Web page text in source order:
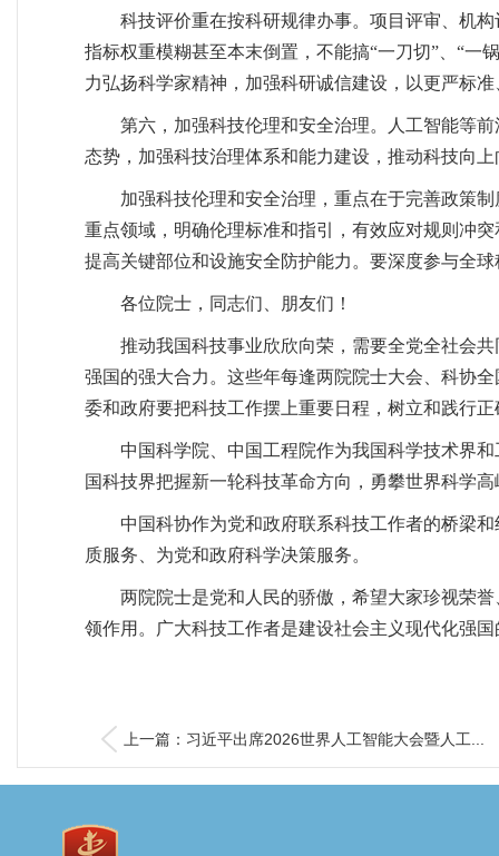
科技评价重在按科研规律办事。项目评审、机
指标权重模糊甚至本末倒置，不能搞“一刀切”、“一
力弘扬科学家精神，加强科研诚信建设，以更严标
第六，加强科技伦理和安全治理。人工智能等
态势，加强科技治理体系和能力建设，推动科技向
加强科技伦理和安全治理，重点在于完善政策
重点领域，明确伦理标准和指引，有效应对规则冲
提高关键部位和设施安全防护能力。要深度参与全
各位院士，同志们、朋友们！
推动我国科技事业欣欣向荣，需要全党全社会
强国的强大合力。这些年每逢两院院士大会、科协
委和政府要把科技工作摆上重要日程，树立和践行
中国科学院、中国工程院作为我国科学技术界
国科技界把握新一轮科技革命方向，勇攀世界科学高
中国科协作为党和政府联系科技工作者的桥梁
质服务、为党和政府科学决策服务。
两院院士是党和人民的骄傲，希望大家珍视荣
领作用。广大科技工作者是建设社会主义现代化强
上一篇：习近平出席2026世界人工智能大会暨人工...